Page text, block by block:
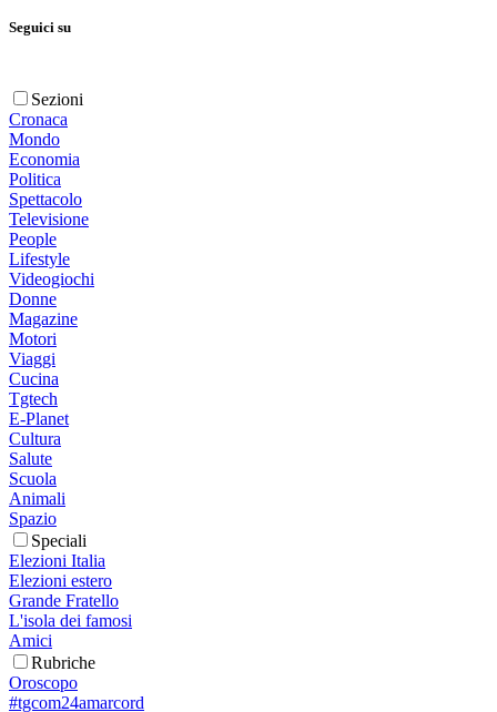
Seguici su
Sezioni
Cronaca
Mondo
Economia
Politica
Spettacolo
Televisione
People
Lifestyle
Videogiochi
Donne
Magazine
Motori
Viaggi
Cucina
Tgtech
E-Planet
Cultura
Salute
Scuola
Animali
Spazio
Speciali
Elezioni Italia
Elezioni estero
Grande Fratello
L'isola dei famosi
Amici
Rubriche
Oroscopo
#tgcom24amarcord